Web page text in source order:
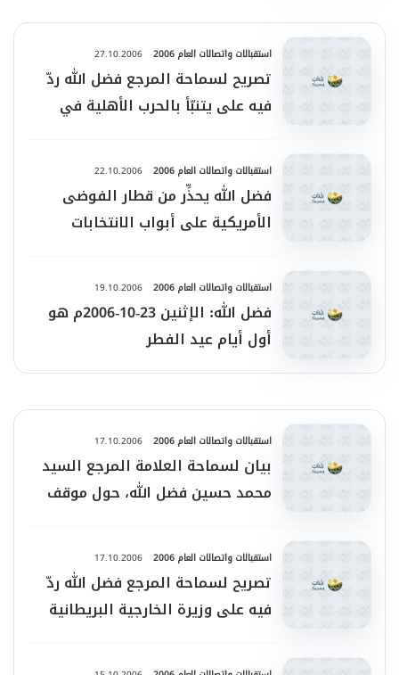
استقبالات واتصالات العام 2006 27.10.2006
تصريح لسماحة المرجع فضل الله ردّ
فيه على يتنبّأ بالحرب الأهلية في
استقبالات واتصالات العام 2006 22.10.2006
فضل الله يحذِّر من قطار الفوضى
الأمريكية على أبواب الانتخابات
استقبالات واتصالات العام 2006 19.10.2006
فضل الله: الإثنين 23-10-2006م هو
أول أيام عيد الفطر
استقبالات واتصالات العام 2006 17.10.2006
بيان لسماحة العلامة المرجع السيد
محمد حسين فضل الله، حول موقف
الأمريكية
استقبالات واتصالات العام 2006 17.10.2006
تصريح لسماحة المرجع فضل الله ردّ
فيه على وزيرة الخارجية البريطانية